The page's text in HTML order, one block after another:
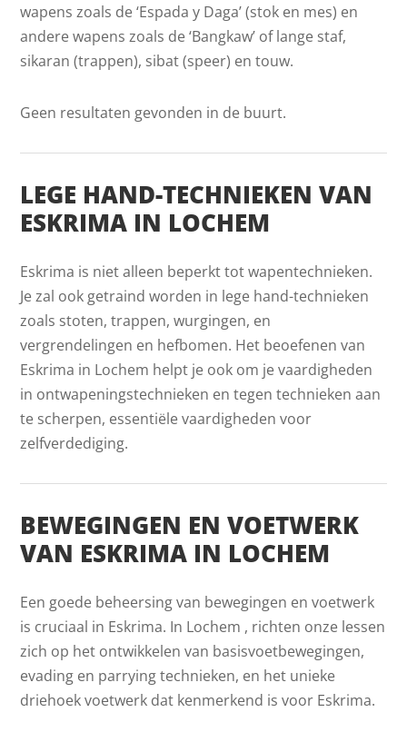
wapens zoals de ‘Espada y Daga’ (stok en mes) en
andere wapens zoals de ‘Bangkaw’ of lange staf,
sikaran (trappen), sibat (speer) en touw.
Geen resultaten gevonden in de buurt.
LEGE HAND-TECHNIEKEN VAN
ESKRIMA IN LOCHEM
Eskrima is niet alleen beperkt tot wapentechnieken.
Je zal ook getraind worden in lege hand-technieken
zoals stoten, trappen, wurgingen, en
vergrendelingen en hefbomen. Het beoefenen van
Eskrima in Lochem helpt je ook om je vaardigheden
in ontwapeningstechnieken en tegen technieken aan
te scherpen, essentiële vaardigheden voor
zelfverdediging.
BEWEGINGEN EN VOETWERK
VAN ESKRIMA IN LOCHEM
Een goede beheersing van bewegingen en voetwerk
is cruciaal in Eskrima. In Lochem , richten onze lessen
zich op het ontwikkelen van basisvoetbewegingen,
evading en parrying technieken, en het unieke
driehoek voetwerk dat kenmerkend is voor Eskrima.